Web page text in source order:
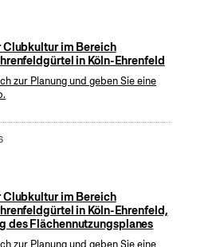
Clubkultur im Bereich
in Köln-Ehrenfeld
zur Planung und geben Sie eine
Clubkultur im Bereich
in Köln-Ehrenfeld,
des Flächennutzungsplanes